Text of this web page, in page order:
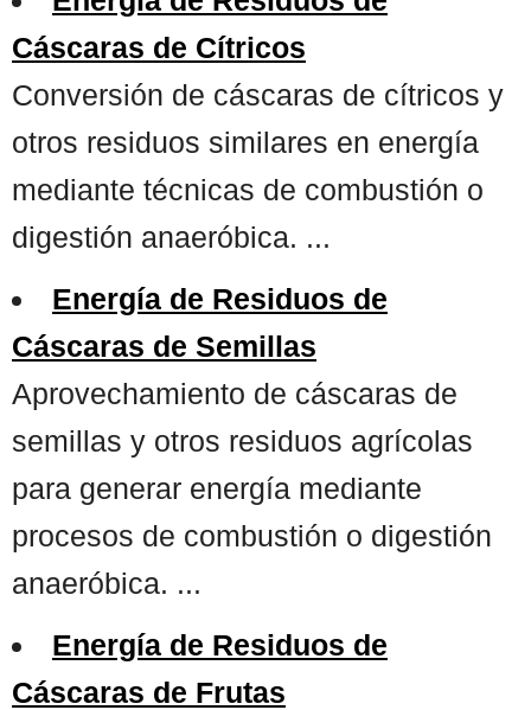
Cáscaras de Cítricos
Conversión de cáscaras de cítricos y
otros residuos similares en energía
mediante técnicas de combustión o
digestión anaeróbica. ...
Energía de Residuos de
Cáscaras de Semillas
Aprovechamiento de cáscaras de
semillas y otros residuos agrícolas
para generar energía mediante
procesos de combustión o digestión
anaeróbica. ...
Energía de Residuos de
Cáscaras de Frutas